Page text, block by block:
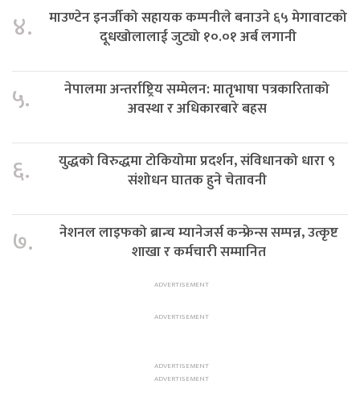
४.
माउण्टेन इनर्जीको सहायक कम्पनीले बनाउने ६५ मेगावाटको
दूधखोलालाई जुट्यो १०.०१ अर्ब लगानी
५.
नेपालमा अन्तर्राष्ट्रिय सम्मेलन: मातृभाषा पत्रकारिताको
अवस्था र अधिकारबारे बहस
६.
युद्धको विरुद्धमा टोकियोमा प्रदर्शन, संविधानको धारा ९
संशोधन घातक हुने चेतावनी
७.
नेशनल लाइफको ब्रान्च म्यानेजर्स कन्फ्रेन्स सम्पन्न, उत्कृष्ट
शाखा र कर्मचारी सम्मानित